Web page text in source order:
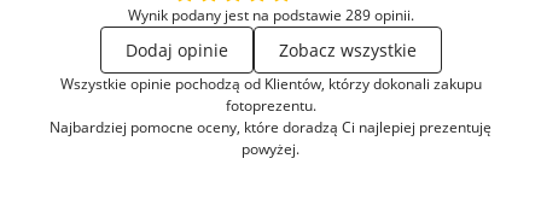
Wynik podany jest na podstawie 289 opinii.
Dodaj opinie Zobacz wszystkie
Wszystkie opinie pochodzą od Klientów, którzy dokonali zakupu
fotoprezentu.
Najbardziej pomocne oceny, które doradzą Ci najlepiej prezentuję
powyżej.